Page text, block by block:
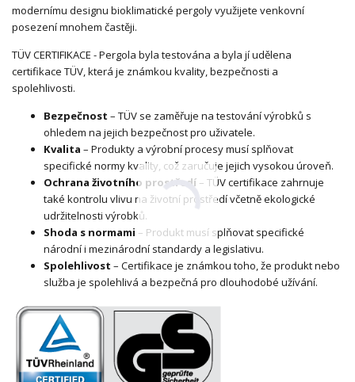
modernímu designu bioklimatické pergoly využijete venkovní
posezení mnohem častěji.
TÜV CERTIFIKACE - Pergola byla testována a byla jí udělena
certifikace TÜV, která je známkou kvality, bezpečnosti a
spolehlivosti.
Bezpečnost – TÜV se zaměřuje na testování výrobků s
ohledem na jejich bezpečnost pro uživatele.
Kvalita – Produkty a výrobní procesy musí splňovat
specifické normy kvality, což zaručuje jejich vysokou úroveň.
Ochrana životního prostředí – TÜV certifikace zahrnuje
také kontrolu vlivu na životní prostředí včetně ekologické
udržitelnosti výrobků.
Shoda s normami – Produkt musí splňovat specifické
národní i mezinárodní standardy a legislativu.
Spolehlivost – Certifikace je známkou toho, že produkt nebo
služba je spolehlivá a bezpečná pro dlouhodobé užívání.